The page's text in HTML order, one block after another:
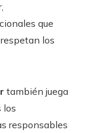
que
los
también juega
los
responsables